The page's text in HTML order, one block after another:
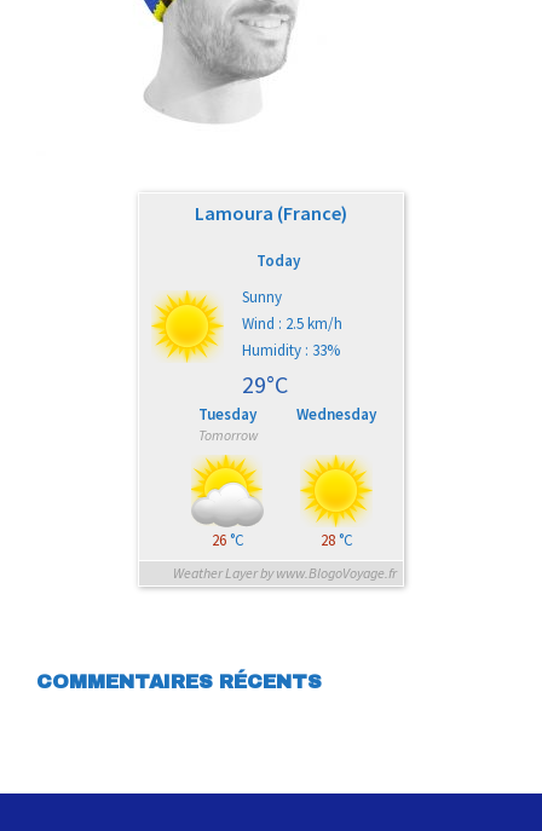
Lamoura (France)
Today
Sunny
Wind : 2.5 km/h
Humidity : 33%
29°C
Tuesday
Tomorrow
26 °C
Wednesday
28 °C
Weather Layer by www.BlogoVoyage.fr
COMMENTAIRES RÉCENTS